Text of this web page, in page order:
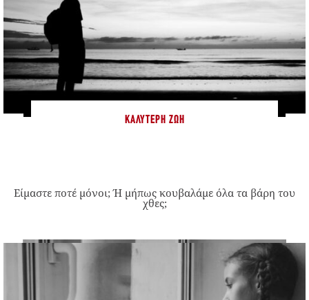
ΚΑΛΎΤΕΡΗ ΖΩΉ
Είμαστε ποτέ μόνοι; Ή μήπως κουβαλάμε όλα τα βάρη του
χθες;